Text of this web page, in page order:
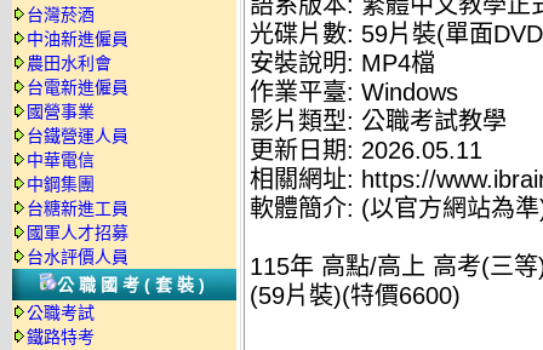
台灣菸酒
中油新進僱員
農田水利會
台電新進僱員
國營事業
台鐵營運人員
中華電信
中鋼集團
台糖新進工員
國軍人才招募
台水評價人員
公職國考(套裝)
公職考試
鐵路特考
光碟片數: 59片裝(單面
安裝說明: MP4檔
作業平臺: Windows
影片類型: 公職考試教學
更新日期: 2026.05.11
相關網址: https://
軟體簡介: (以官方網站為
115年 高點/高上 高考(三
(59片裝)(特價6600)